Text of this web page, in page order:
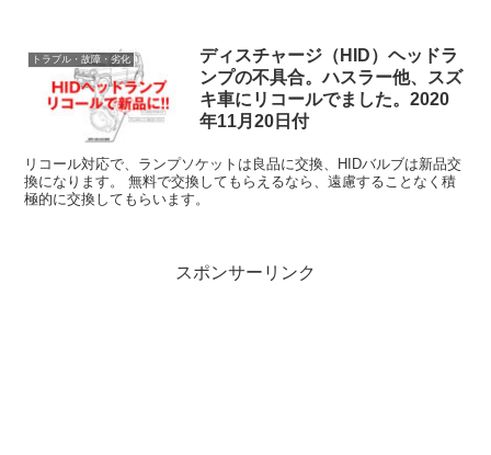
トラブル・故障・劣化
ディスチャージ（HID）ヘッドラ
ンプの不具合。ハスラー他、スズ
キ車にリコールでました。2020
年11月20日付
リコール対応で、ランプソケットは良品に交換、HIDバルブは新品交
換になります。 無料で交換してもらえるなら、遠慮することなく積
極的に交換してもらいます。
スポンサーリンク